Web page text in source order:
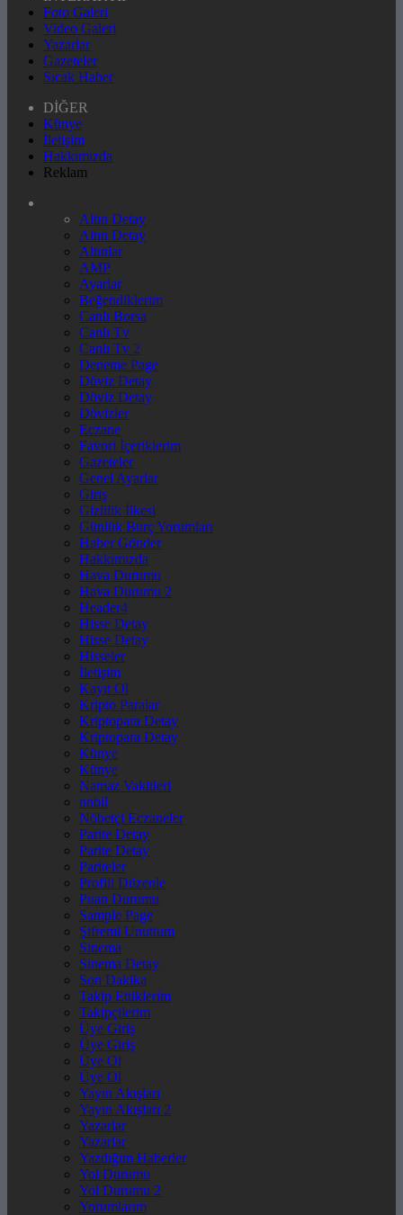
Foto Galeri
Video Galeri
Yazarlar
Gazeteler
Sıcak Haber
DİĞER
Künye
İletişim
Hakkımızda
Reklam
Altın Detay
Altın Detay
Altınlar
AMP
Ayarlar
Beğendiklerim
Canlı Borsa
Canlı Tv
Canlı Tv 2
Deneme Page
Döviz Detay
Döviz Detay
Dövizler
Eczane
Favori İçeriklerim
Gazeteler
Genel Ayarlar
Giriş
Gizlilik İlkesi
Günlük Burç Yorumları
Haber Gönder
Hakkımızda
Hava Durumu
Hava Durumu 2
Header4
Hisse Detay
Hisse Detay
Hisseler
İletişim
Kayıt Ol
Kripto Paralar
Kriptopara Detay
Kriptopara Detay
Künye
Künye
Namaz Vakitleri
nnbil
Nöbetçi Eczaneler
Parite Detay
Parite Detay
Pariteler
Profili Düzenle
Puan Durumu
Sample Page
Şifremi Unuttum
Sinema
Sinema Detay
Son Dakika
Takip Ettiklerim
Takipçilerim
Üye Giriş
Üye Giriş
Üye Ol
Üye Ol
Yayın Akışları
Yayın Akışları 2
Yazarlar
Yazarlar
Yazdığım Haberler
Yol Durumu
Yol Durumu 2
Yorumlarım